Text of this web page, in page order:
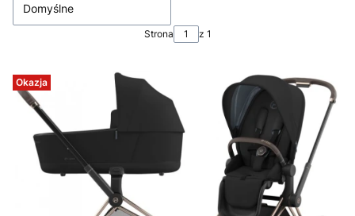
Domyślne
Strona z 1
Okazja